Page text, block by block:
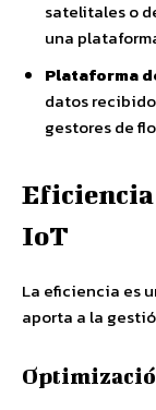
satelitales o
una
Plataforma
datos
gestores de
Eficiencia
IoT
La eficiencia es
aporta a la